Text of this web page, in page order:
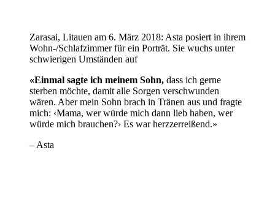
Zarasai, Litauen am 6. März 2018: Asta posiert in ihrem
Wohn-/Schlafzimmer für ein Porträt. Sie wuchs unter
schwierigen Umständen auf
«Einmal sagte ich meinem Sohn, dass ich gerne
sterben möchte, damit alle Sorgen verschwunden
wären. Aber mein Sohn brach in Tränen aus und fragte
mich: ‹Mama, wer würde mich dann lieb haben, wer
würde mich brauchen?› Es war herzzerreißend.»
– Asta